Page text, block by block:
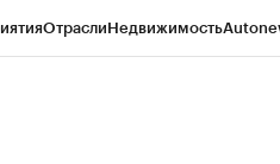
ОтраслиНедвижимость